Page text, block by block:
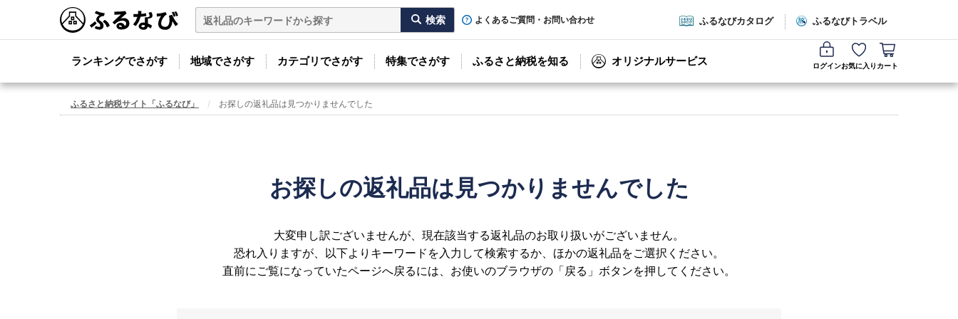
よくあるご質問・お問い合わせ ふるなびカタログ ふるなびトラベル
ランキングでさがす 地域でさがす カテゴリでさがす 特集でさがす ふるさと納税を知る オリジナルサービス ログインお気に入り カート
ふるさと納税サイト「ふるなび」 お探しの返礼品は見つかりませんでした
お探しの返礼品は見つかりませんでした
大変申し訳ございませんが、現在該当する返礼品のお取り扱いがございません。
恐れ入りますが、以下よりキーワードを入力して検索するか、ほかの返礼品をご選択ください。
直前にご覧になっていたページへ戻るには、お使いのブラウザの「戻る」ボタンを押してください。